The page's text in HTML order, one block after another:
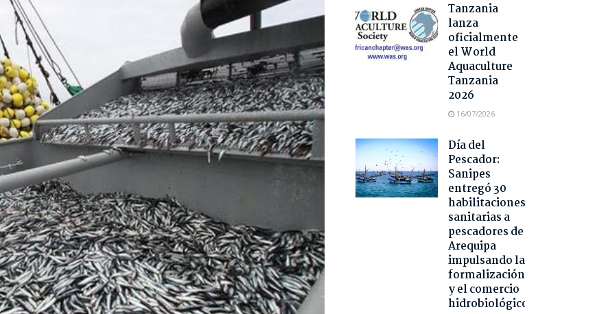
Tanzania
lanza
oficialmente
el World
Aquaculture
Tanzania
2026
16/07/2026
Día del
Pescador:
Sanipes
entregó 30
habilitaciones
sanitarias a
pescadores de
Arequipa
impulsando la
formalización
y el comercio
hidrobiológico